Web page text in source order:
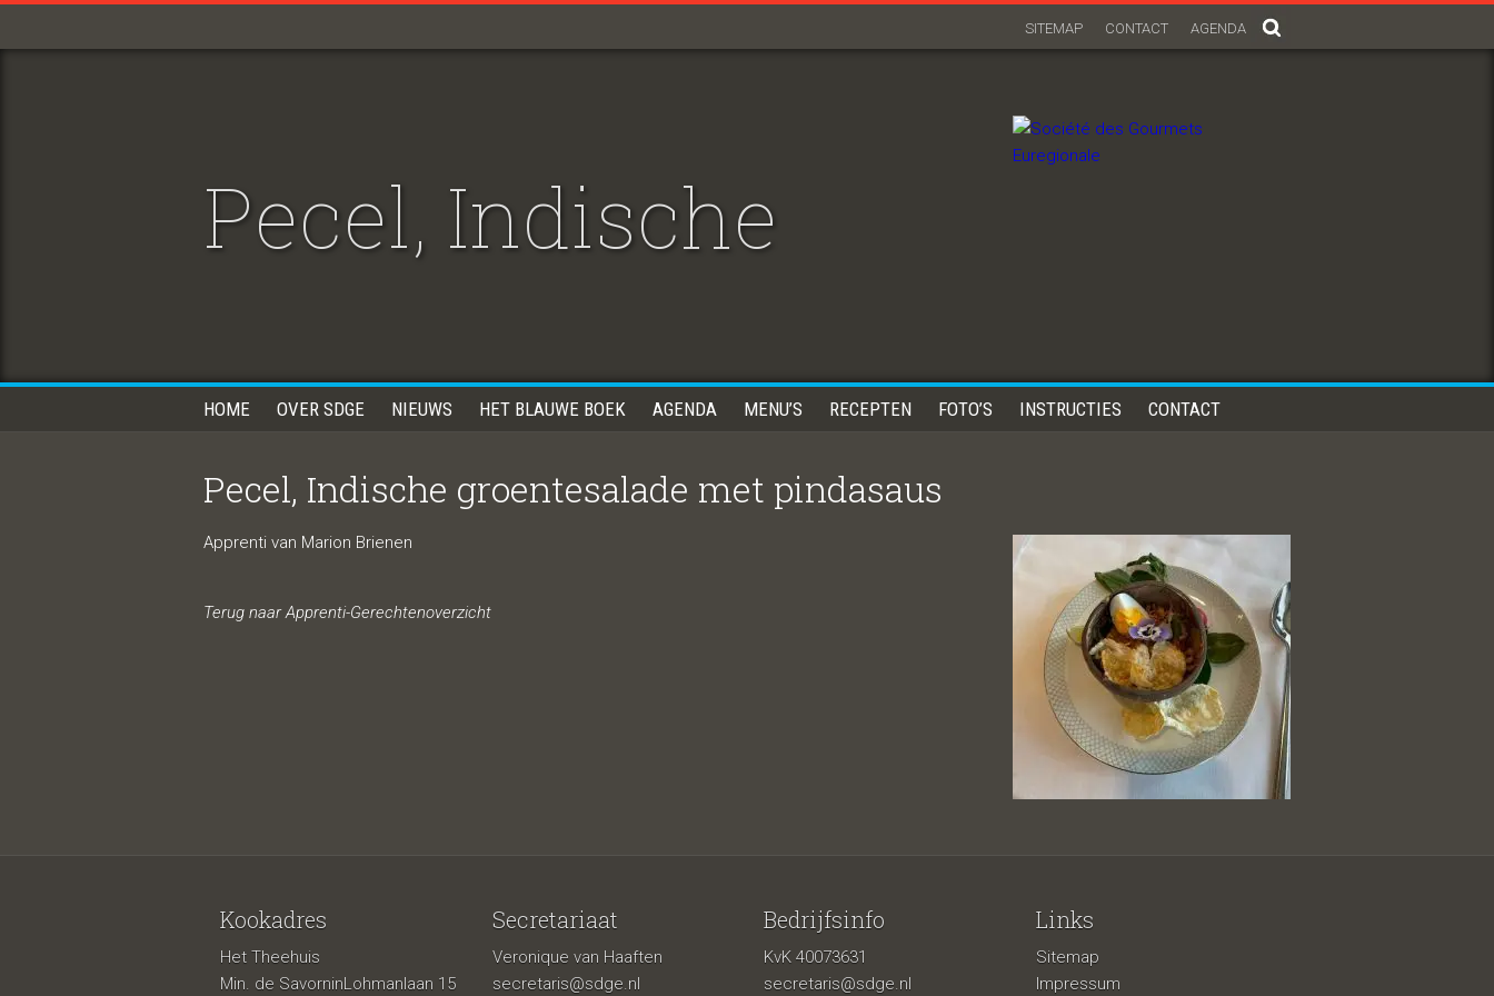
AGENDA
CONTACT
SITEMAP
Pecel, Indische
groentesalade met
pindasaus
HOME OVER SDGE NIEUWS HET BLAUWE BOEK AGENDA MENU’S RECEPTEN FOTO’S INSTRUCTIES CONTACT
Pecel, Indische groentesalade met pindasaus
Apprenti van Marion Brienen
Terug naar Apprenti-Gerechtenoverzicht
Kookadres
Het Theehuis
Min. de SavorninLohmanlaan 15
Secretariaat
Veronique van Haaften
secretaris@sdge.nl
Bedrijfsinfo
KvK 40073631
secretaris@sdge.nl
Links
Sitemap
Impressum